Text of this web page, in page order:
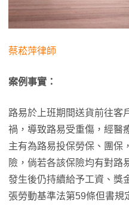
蔡菘萍律師
案例事實：
路易於上班期間送貨前往客
禍，導致路易受重傷，經醫
主有為路易投保勞保、團保
險，倘若各該保險均有對路
發生後仍持續給予工資、獎
張勞動基準法第59條但書規